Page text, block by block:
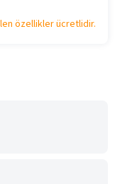
özellikler ücretlidir.